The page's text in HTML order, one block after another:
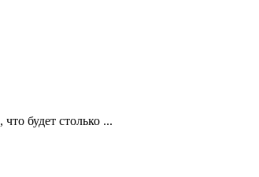
будет столько ...